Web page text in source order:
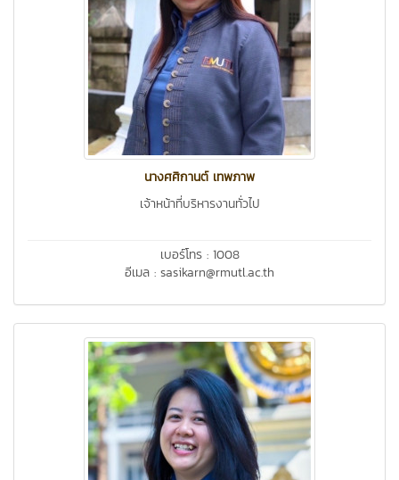
นางศศิกานต์ เทพภาพ
เจ้าหน้าที่บริหารงานทั่วไป
เบอร์โทร : 1008
อีเมล : sasikarn@rmutl.ac.th